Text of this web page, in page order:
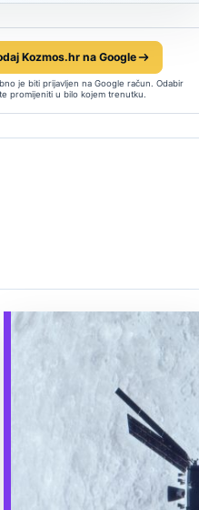
Kozmos.hr na Google
je biti prijavljen na Google račun. Odabir
promijeniti u bilo kojem trenutku.